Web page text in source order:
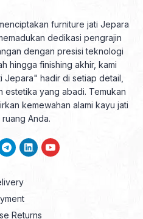
furniture jati Jepara
dedikasi pengrajin
dengan presisi teknologi
hingga finishing akhir, kami
Jepara" hadir di setiap detail,
estetika yang abadi. Temukan
kemewahan alami kayu jati
Anda.
Returns